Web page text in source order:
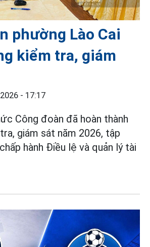
phường Lào Cai
kiểm tra, giám
- 17:17
Công đoàn đã hoàn thành
giám sát năm 2026, tập
hành Điều lệ và quản lý tài